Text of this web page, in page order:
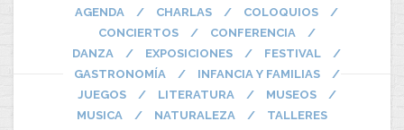
AGENDA / CHARLAS / COLOQUIOS
/
CONCIERTOS
/ CONFERENCIA
/
DANZA
/ EXPOSICIONES / FESTIVAL
/
GASTRONOMÍA
/ INFANCIA Y FAMILIAS
/
JUEGOS
/ LITERATURA / MUSEOS
/
MUSICA
/ NATURALEZA /
TALLERES